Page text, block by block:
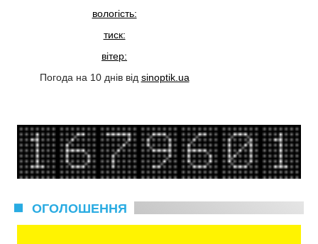
вологість:
тиск:
вітер:
Погода на 10 днів від sinoptik.ua
ОГОЛОШЕННЯ